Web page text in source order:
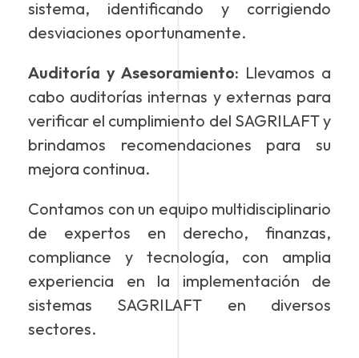
sistema, identificando y corrigiendo
desviaciones oportunamente.
Auditoría y Asesoramiento: Llevamos a
cabo auditorías internas y externas para
verificar el cumplimiento del SAGRILAFT y
brindamos recomendaciones para su
mejora continua.
Contamos con un equipo multidisciplinario
de expertos en derecho, finanzas,
compliance y tecnología, con amplia
experiencia en la implementación de
sistemas SAGRILAFT en diversos
sectores.